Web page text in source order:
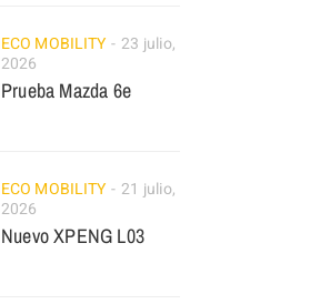
ECO MOBILITY
23 julio,
2026
Prueba Mazda 6e
ECO MOBILITY
21 julio,
2026
Nuevo XPENG L03